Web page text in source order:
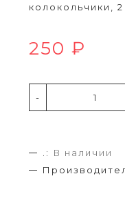
колокольчики,
250 ₽
-
.:
В наличии